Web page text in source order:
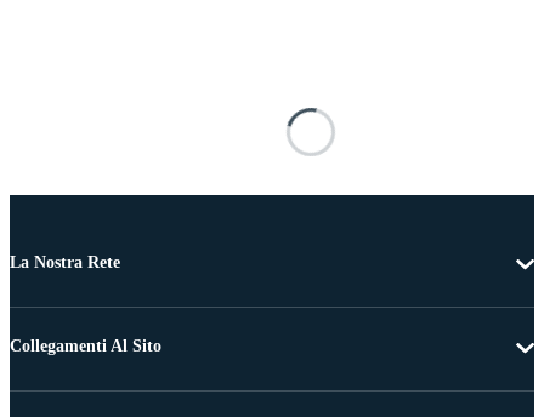
La Nostra Rete
Collegamenti Al Sito